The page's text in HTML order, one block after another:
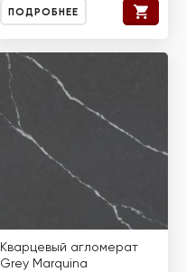
ПОДРОБНЕЕ
Кварцевый агломерат
Grey Marquina